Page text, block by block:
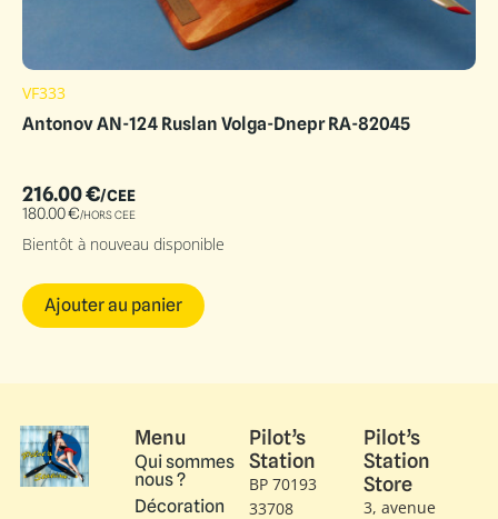
VF333
Antonov AN-124 Ruslan Volga-Dnepr RA-82045
216.00€/CEE
180.00€/HORS CEE
Bientôt à nouveau disponible
Ajouter au panier
Menu
Qui sommes
nous ?
Décoration
Pilot’s
Station
BP 70193
33708
Pilot’s
Station
Store
3, avenue